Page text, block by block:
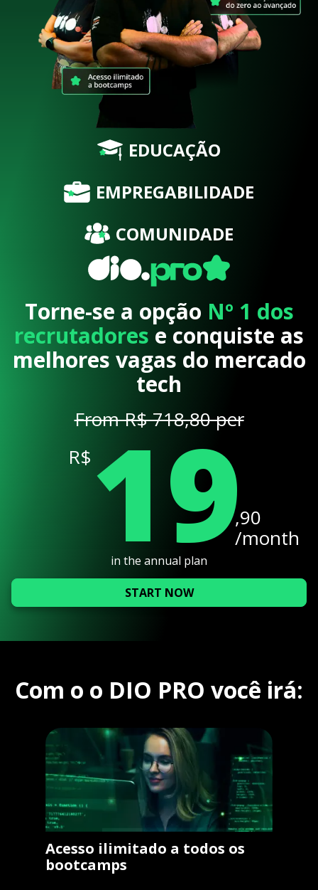
EDUCAÇÃO
EMPREGABILIDADE
COMUNIDADE
Torne-se a opção Nº 1 dos
recrutadores e conquiste as
melhores vagas do mercado
tech
From R$ 718,80 per
R$ 19,90
/month
in the annual plan
START NOW
Com o o DIO PRO você irá:
Acesso ilimitado a todos os
bootcamps